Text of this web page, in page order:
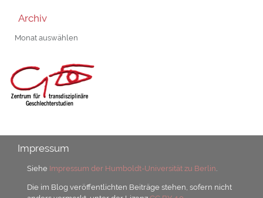
Archiv
Archiv
Impressum
Siehe Impressum der Humboldt-Universität zu Berlin
Die im Blog veröffentlichten Beiträge stehen, sofern nicht